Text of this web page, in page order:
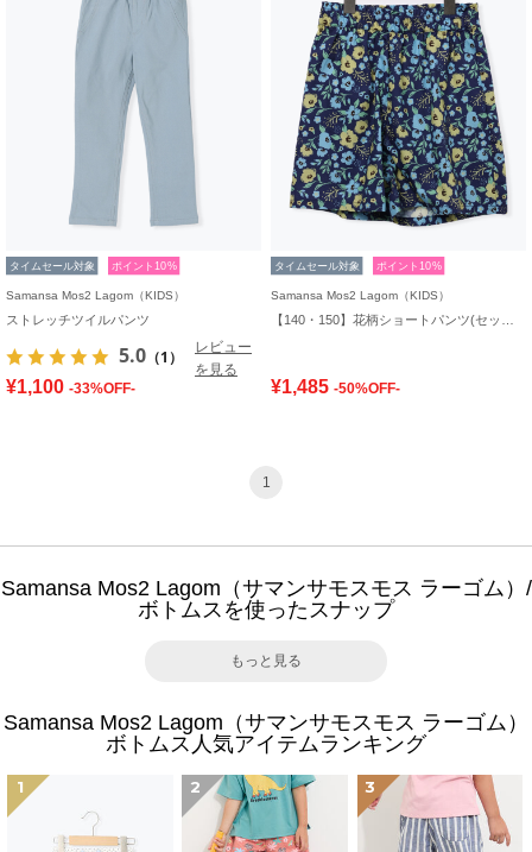
タイムセール対象 ポイント10%
Samansa Mos2 Lagom（KIDS）
ストレッチツイルパンツ
5.0 （1）
レビュー
を見る
¥1,100 -33%OFF-
タイムセール対象 ポイント10%
Samansa Mos2 Lagom（KIDS）
¥1,485 -50%OFF-
1
Samansa Mos2 Lagom（サマンサモスモス ラーゴム）/
ボトムスを使ったスナップ
もっと見る
Samansa Mos2 Lagom（サマンサモスモス ラーゴム）
ボトムス人気アイテムランキング
1 2 3